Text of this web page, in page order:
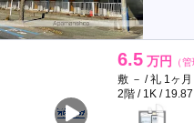
6.5 万円 （
敷 － / 礼 1ヶ月
2階 / 1K / 19.87